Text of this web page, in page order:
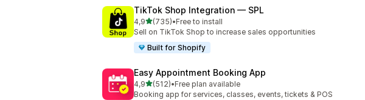
TikTok Shop Integration — SPL
4,95 yıldız üzerinden
(735)
toplam 735 değerlendirme
•Free to install
Sell on TikTok Shop to increase sales opportunities
Built for Shopify
Easy Appointment Booking App
4,95 yıldız üzerinden
(512)
toplam 512 değerlendirme
•Free plan available
Booking app for services, classes, events, tickets & POS